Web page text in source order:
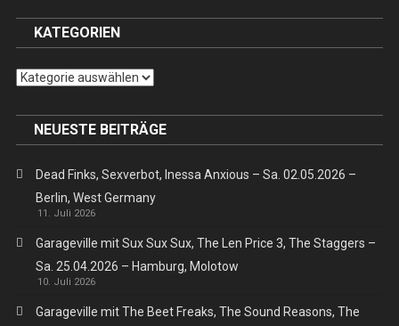
KATEGORIEN
Kategorien
NEUESTE BEITRÄGE
Dead Finks, Sexverbot, Inessa Anxious – Sa. 02.05.2026 –
Berlin, West Germany
11. Juli 2026
Garageville mit Sux Sux Sux, The Len Price 3, The Staggers –
Sa. 25.04.2026 – Hamburg, Molotow
10. Juli 2026
Garageville mit The Beet Freaks, The Sound Reasons, The